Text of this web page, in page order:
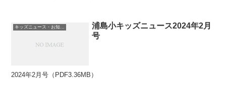
キッズニュース・お知らせ
浦島小キッズニュース2024年2月
号
2024年2月号（PDF3.36MB）